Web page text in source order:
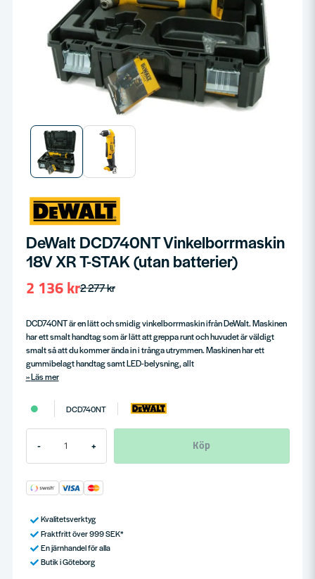
DeWalt DCD740NT Vinkelborrmaskin
18V XR T-STAK (utan batterier)
2 277 kr
2 136 kr
DCD740NT är en lätt och smidig vinkelborrmaskin ifrån DeWalt. Maskinen
har ett smalt handtag som är lätt att greppa runt och huvudet är väldigt
smalt så att du kommer ända in i trånga utrymmen. Maskinen har ett
gummibelagt handtag samt LED-belysning, allt
Läs mer
DCD740NT
- + Köp
Kvalitetsverktyg
Fraktfritt över 999 SEK*
En järnhandel för alla
Butik i Göteborg